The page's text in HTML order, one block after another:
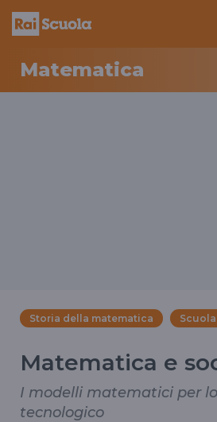
Matematica
Storia della matematica
Matematica e
I modelli matematici per
tecnologico